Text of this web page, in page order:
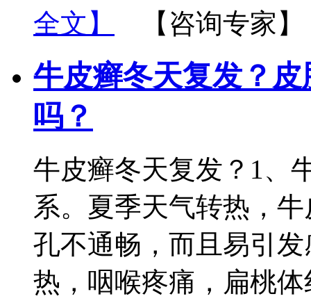
全文】
【咨询专家】
牛皮癣冬天复发？
吗？
牛皮癣冬天复发？1、
系。夏季天气转热，
孔不通畅，而且易引
热，咽喉疼痛，扁桃